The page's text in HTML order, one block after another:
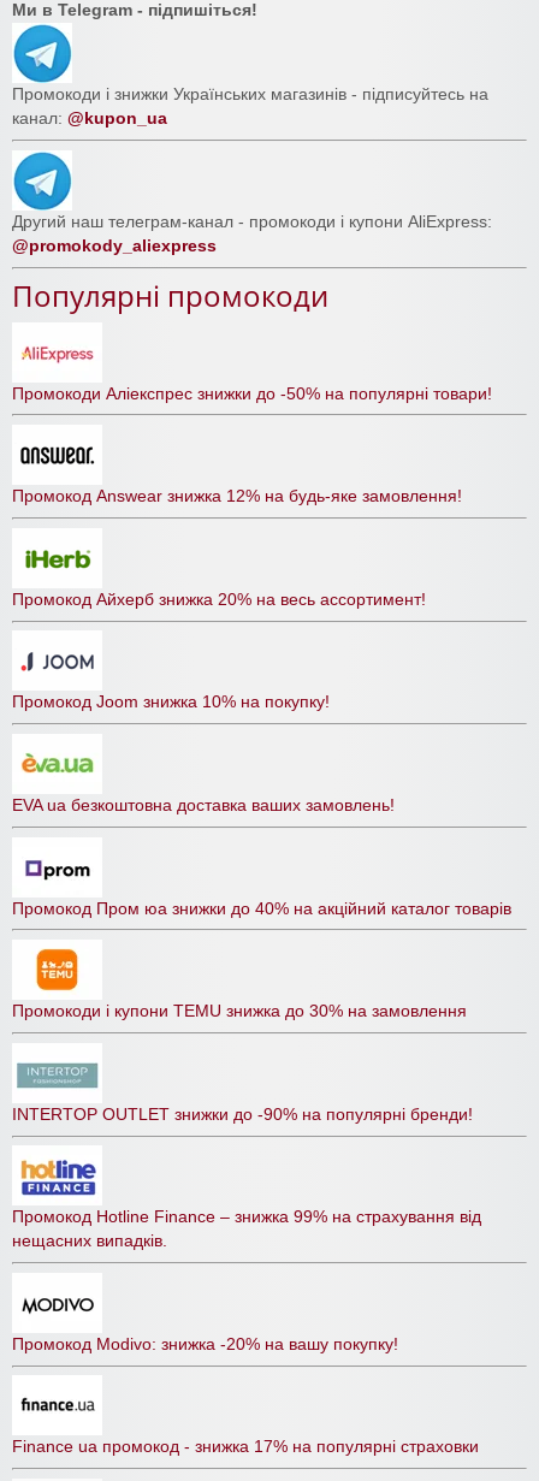
Ми в Telegram - підпишіться!
Промокоди і знижки Українських магазинів - підписуйтесь на
канал: @kupon_ua
Другий наш телеграм-канал - промокоди і купони AliExpress:
@promokody_aliexpress
Популярні промокоди
Промокоди Аліекспрес знижки до -50% на популярні товари!
Промокод Answear знижка 12% на будь-яке замовлення!
Промокод Айхерб знижка 20% на весь ассортимент!
Промокод Joom знижка 10% на покупку!
EVA ua безкоштовна доставка ваших замовлень!
Промокод Пром юа знижки до 40% на акційний каталог товарів
Промокоди і купони TEMU знижка до 30% на замовлення
INTERTOP OUTLET знижки до -90% на популярні бренди!
Промокод Hotline Finance – знижка 99% на страхування від
нещасних випадків.
Промокод Modivo: знижка -20% на вашу покупку!
Finance ua промокод - знижка 17% на популярні страховки